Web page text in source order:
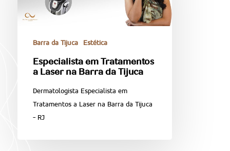
Barra da Tijuca Estética
Especialista em Tratamentos
a Laser na Barra da Tijuca
Dermatologista Especialista em
Tratamentos a Laser na Barra da Tijuca
- RJ